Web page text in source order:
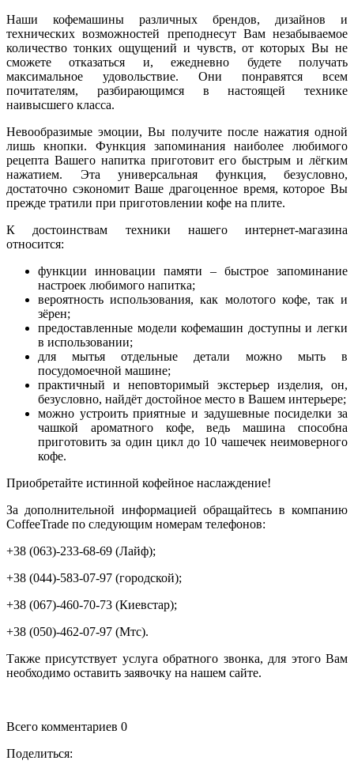
Наши кофемашины различных брендов, дизайнов и
технических возможностей преподнесут Вам незабываемое
количество тонких ощущений и чувств, от которых Вы не
сможете отказаться и, ежедневно будете получать
максимальное удовольствие. Они понравятся всем
почитателям, разбирающимся в настоящей технике
наивысшего класса.
Невообразимые эмоции, Вы получите после нажатия одной
лишь кнопки. Функция запоминания наиболее любимого
рецепта Вашего напитка приготовит его быстрым и лёгким
нажатием. Эта универсальная функция, безусловно,
достаточно сэкономит Ваше драгоценное время, которое Вы
прежде тратили при приготовлении кофе на плите.
К достоинствам техники нашего интернет-магазина
относится:
функции инновации памяти – быстрое запоминание
настроек любимого напитка;
вероятность использования, как молотого кофе, так и
зёрен;
предоставленные модели кофемашин доступны и легки
в использовании;
для мытья отдельные детали можно мыть в
посудомоечной машине;
практичный и неповторимый экстерьер изделия, он,
безусловно, найдёт достойное место в Вашем интерьере;
можно устроить приятные и задушевные посиделки за
чашкой ароматного кофе, ведь машина способна
приготовить за один цикл до 10 чашечек неимоверного
кофе.
Приобретайте истинной кофейное наслаждение!
За дополнительной информацией обращайтесь в компанию
CoffeeTrade по следующим номерам телефонов:
+38 (063)-233-68-69 (Лайф);
+38 (044)-583-07-97 (городской);
+38 (067)-460-70-73 (Киевстар);
+38 (050)-462-07-97 (Мтс).
Также присутствует услуга обратного звонка, для этого Вам
необходимо оставить заявочку на нашем сайте.
Всего комментариев 0
Поделиться: